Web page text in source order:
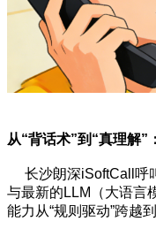
从“背话术”到“真理解
长沙朗深iSoftCall呼
与最新的LLM（大语言
能力从“规则驱动”跨越到